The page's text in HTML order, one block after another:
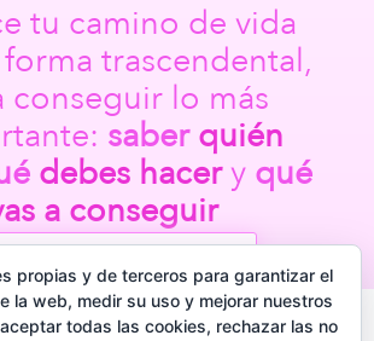
tu camino de vida
trascendental,
conseguir lo más
saberquién
debes hacery qué
a conseguir
conmigo aquí
propias y de terceros para garantizar el
la web, medir su uso y mejorar nuestros
todas las cookies, rechazar las no